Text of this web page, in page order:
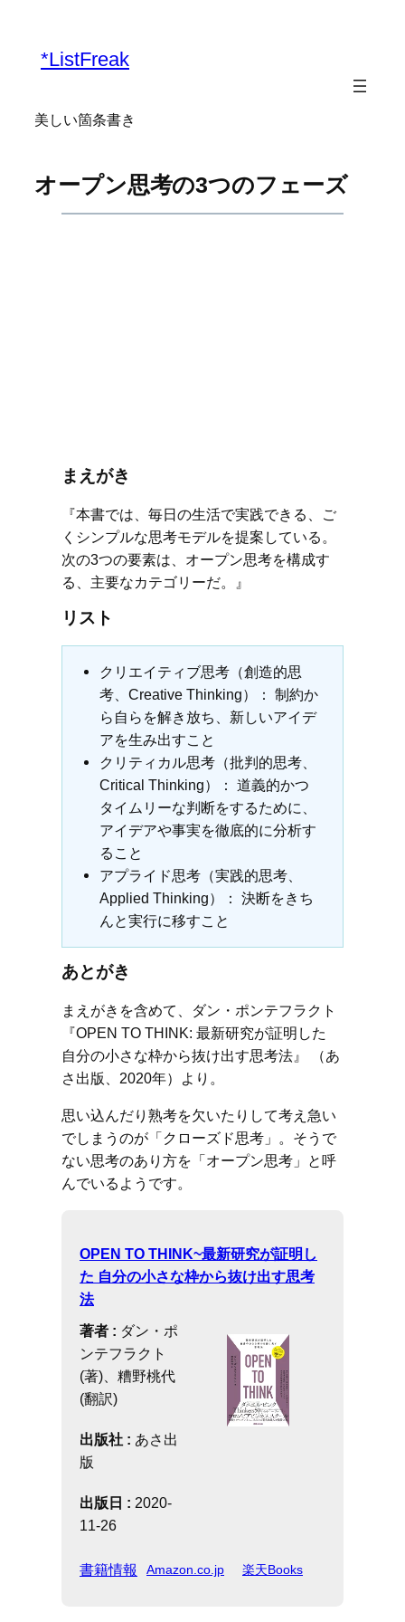
*ListFreak
美しい箇条書き
オープン思考の3つのフェーズ
まえがき
『本書では、毎日の生活で実践できる、ご
くシンプルな思考モデルを提案している。
次の3つの要素は、オープン思考を構成す
る、主要なカテゴリーだ。』
リスト
クリエイティブ思考（創造的思
考、Creative Thinking）： 制約か
ら自らを解き放ち、新しいアイデ
アを生み出すこと
クリティカル思考（批判的思考、
Critical Thinking）： 道義的かつ
タイムリーな判断をするために、
アイデアや事実を徹底的に分析す
ること
アプライド思考（実践的思考、
Applied Thinking）： 決断をきち
んと実行に移すこと
あとがき
まえがきを含めて、ダン・ポンテフラクト
『OPEN TO THINK: 最新研究が証明した
自分の小さな枠から抜け出す思考法』 （あ
さ出版、2020年）より。
思い込んだり熟考を欠いたりして考え急い
でしまうのが「クローズド思考」。そうで
ない思考のあり方を「オープン思考」と呼
んでいるようです。
OPEN TO THINK~最新研究が証明し
た 自分の小さな枠から抜け出す思考
法
著者 : ダン・ポ
ンテフラクト
(著)、糟野桃代
(翻訳)
出版社 : あさ出
版
出版日 : 2020-
11-26
書籍情報 Amazon.co.jp 楽天Books